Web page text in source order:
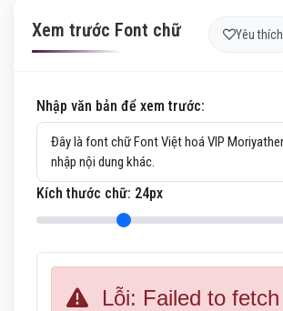
Xem trước Font chữ Yêu thích
Nhập văn bản để xem trước:
Kích thước chữ: 24px
Lỗi: Failed to fetch